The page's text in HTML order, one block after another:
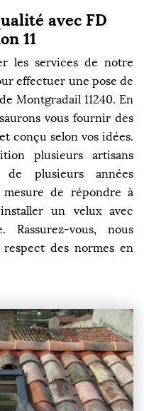
avec FD
11
les services de notre
effectuer une pose de
Montgradail 11240. En
vous fournir des
conçu selon vos idées.
plusieurs artisans
plusieurs années
de répondre à
un velux avec
Rassurez-vous, nous
des normes en